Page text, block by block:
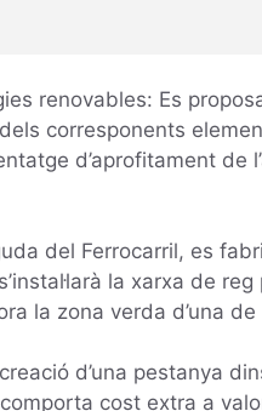
renovables: Es
corresponents
d’aprofitament de
del Ferrocarril, es
la xarxa de
la zona verda d’una
d’una pestanya
cost extra a